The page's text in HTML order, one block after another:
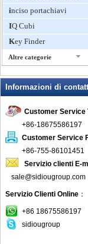
inciso portachiavi
IQ Cubi
Key Finder
Altre categorie
LED portachiavi
Luci
METRO PORTACHIAVI
Morbido portachiavi
Moschettone
Multi-Function
novità portachiavi
Penna Portachiavi
Pill Box Portachiavi
Informazioni di
Customer Service
+86-18675586197
Customer Service
+86-755-86101451
Servizio clienti E-
sale@sidiougroup.com
Servizio Clienti Online ：
+86 18675586197
sidiougroup